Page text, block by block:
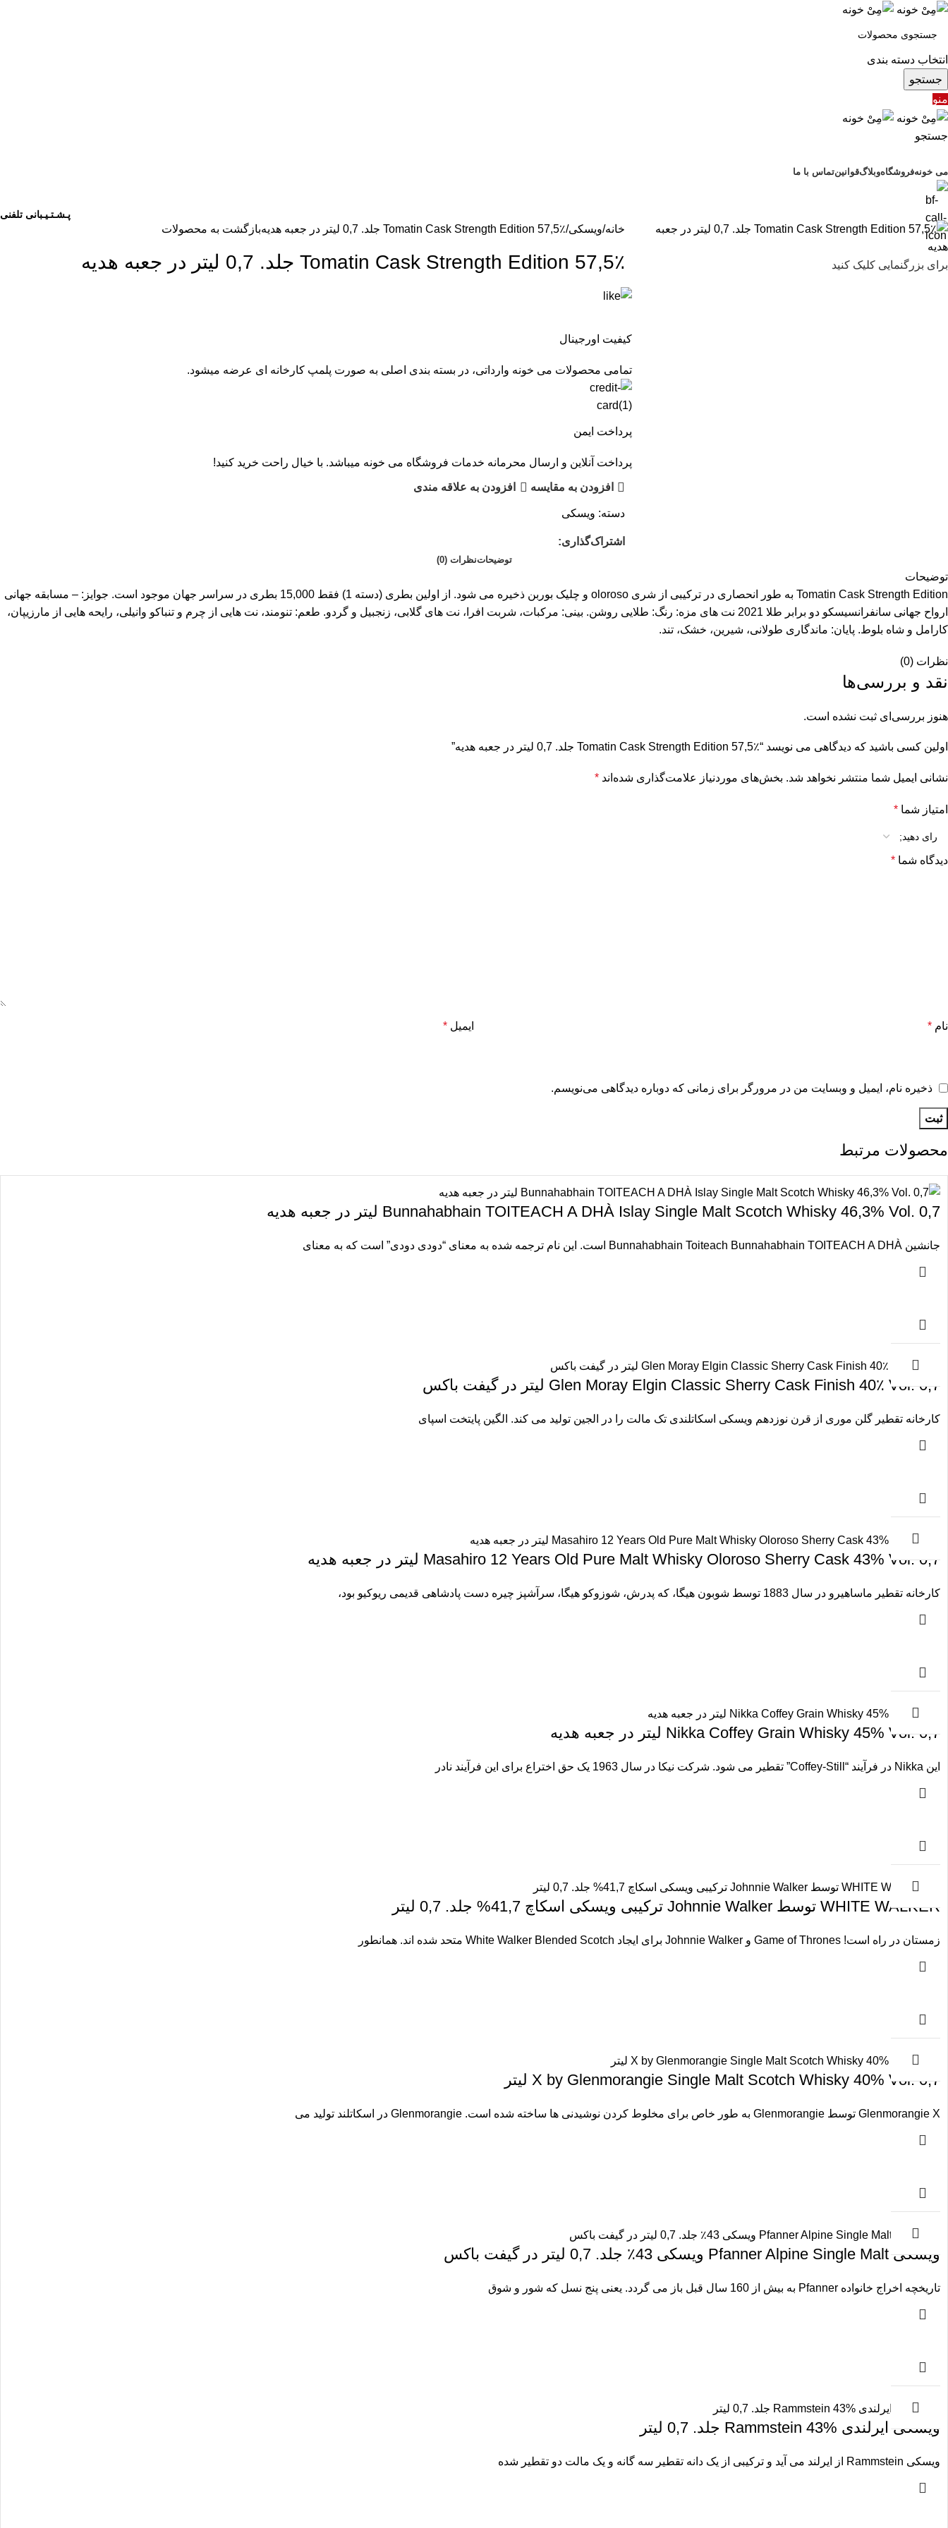
انتخاب دسته بندی
جستجو
منو
جستجو
می خونهفروشگاهوبلاگقوانینتماس با ما
پـشـتـیـبانی تلفنی
برای بزرگنمایی کلیک کنید
خانه ویسکی Tomatin Cask Strength Edition 57,5٪ جلد. 0,7 لیتر در جعبه هدیه بازگشت به محصولات
Tomatin Cask Strength Edition 57,5٪ جلد. 0,7 لیتر در جعبه هدیه
کیفیت اورجینال
تمامی محصولات می خونه وارداتی، در بسته بندی اصلی به صورت پلمپ کارخانه ای عرضه میشود.
پرداخت ایمن
پرداخت آنلاین و ارسال محرمانه خدمات فروشگاه می خونه میباشد. با خیال راحت خرید کنید!
افزودن به مقایسه افزودن به علاقه مندی
دسته: ویسکی
اشتراک‌گذاری:
توضیحاتنظرات (0)
توضیحات
Tomatin Cask Strength Edition به طور انحصاری در ترکیبی از شری oloroso و چلیک بوربن ذخیره می شود. از اولین بطری (دسته 1) فقط 15,000 بطری در سراسر جهان موجود است. جوایز: – مسابقه جهانی
ارواح جهانی سانفرانسیسکو دو برابر طلا 2021 نت های مزه: رنگ: طلایی روشن. بینی: مرکبات، شربت افرا، نت های گلابی، زنجبیل و گردو. طعم: تنومند، نت هایی از چرم و تنباکو وانیلی، رایحه هایی از مارزیپان،
کارامل و شاه بلوط. پایان: ماندگاری طولانی، شیرین، خشک، تند.
نظرات (0)
نقد و بررسی‌ها
هنوز بررسی‌ای ثبت نشده است.
اولین کسی باشید که دیدگاهی می نویسد “Tomatin Cask Strength Edition 57,5٪ جلد. 0,7 لیتر در جعبه هدیه”
نشانی ایمیل شما منتشر نخواهد شد. بخش‌های موردنیاز علامت‌گذاری شده‌اند *
امتیاز شما *
دیدگاه شما *
نام * ایمیل *
ذخیره نام، ایمیل و وبسایت من در مرورگر برای زمانی که دوباره دیدگاهی می‌نویسم.
محصولات مرتبط
Bunnahabhain TOITEACH A DHÀ Islay Single Malt Scotch Whisky 46,3% Vol. 0,7 لیتر در جعبه هدیه
جانشین Bunnahabhain Toiteach Bunnahabhain TOITEACH A DHÀ است. این نام ترجمه شده به معنای “دودی دودی” است که به معنای
Glen Moray Elgin Classic Sherry Cask Finish 40٪ Vol. 0,7 لیتر در گیفت باکس
کارخانه تقطیر گلن موری از قرن نوزدهم ویسکی اسکاتلندی تک مالت را در الجین تولید می کند. الگین پایتخت اسپای
Masahiro 12 Years Old Pure Malt Whisky Oloroso Sherry Cask 43% Vol. 0,7 لیتر در جعبه هدیه
کارخانه تقطیر ماساهیرو در سال 1883 توسط شوبون هیگا، که پدرش، شوزوکو هیگا، سرآشپز چیره دست پادشاهی قدیمی ریوکیو بود،
Nikka Coffey Grain Whisky 45% Vol. 0,7 لیتر در جعبه هدیه
این Nikka در فرآیند “Coffey-Still” تقطیر می شود. شرکت نیکا در سال 1963 یک حق اختراع برای این فرآیند نادر
WHITE WALKER توسط Johnnie Walker ترکیبی ویسکی اسکاچ 41,7% جلد. 0,7 لیتر
زمستان در راه است! Game of Thrones و Johnnie Walker برای ایجاد White Walker Blended Scotch متحد شده اند. همانطور
X by Glenmorangie Single Malt Scotch Whisky 40% Vol. 0,7 لیتر
Glenmorangie X توسط Glenmorangie به طور خاص برای مخلوط کردن نوشیدنی ها ساخته شده است. Glenmorangie در اسکاتلند تولید می
ویسکی Pfanner Alpine Single Malt ویسکی 43٪ جلد. 0,7 لیتر در گیفت باکس
تاریخچه اخراج خانواده Pfanner به بیش از 160 سال قبل باز می گردد. یعنی پنج نسل که شور و شوق
ویسکی ایرلندی Rammstein 43% جلد. 0,7 لیتر
ویسکی Rammstein از ایرلند می آید و ترکیبی از یک دانه تقطیر سه گانه و یک مالت دو تقطیر شده